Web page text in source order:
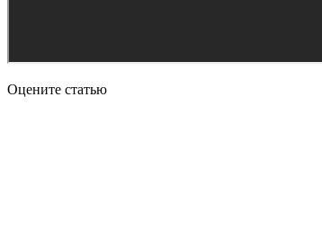
Оцените статью